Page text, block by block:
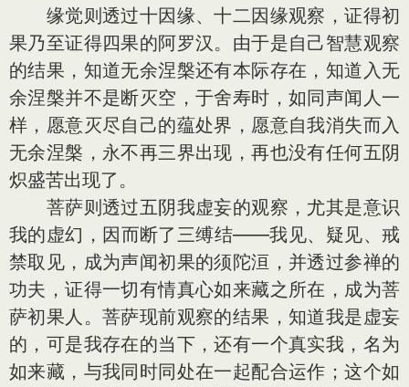
缘觉则透过十因缘、十二因缘观察，证得初
果乃至证得四果的阿罗汉。由于是自己智慧观察
的结果，知道无余涅槃还有本际存在，知道入无
余涅槃并不是断灭空，于舍寿时，如同声闻人一
样，愿意灭尽自己的蕴处界，愿意自我消失而入
无余涅槃，永不再三界出现，再也没有任何五阴
炽盛苦出现了。
菩萨则透过五阴我虚妄的观察，尤其是意识
我的虚幻，因而断了三缚结——我见、疑见、戒
禁取见，成为声闻初果的须陀洹，并透过参禅的
功夫，证得一切有情真心如来藏之所在，成为菩
萨初果人。菩萨现前观察的结果，知道我是虚妄
的，可是我存在的当下，还有一个真实我，名为
如来藏，与我同时同处在一起配合运作；这个如